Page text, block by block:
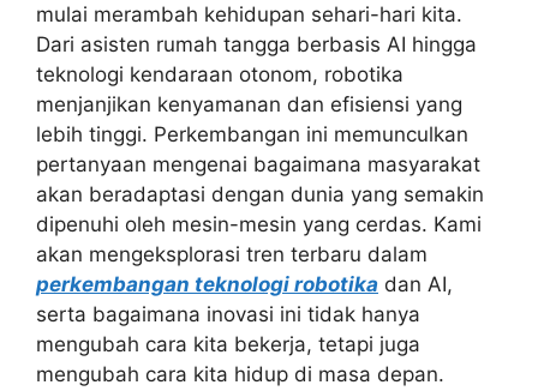
mulai merambah kehidupan sehari-hari kita.
Dari asisten rumah tangga berbasis AI hingga
teknologi kendaraan otonom, robotika
menjanjikan kenyamanan dan efisiensi yang
lebih tinggi. Perkembangan ini memunculkan
pertanyaan mengenai bagaimana masyarakat
akan beradaptasi dengan dunia yang semakin
dipenuhi oleh mesin-mesin yang cerdas. Kami
akan mengeksplorasi tren terbaru dalam
perkembangan teknologi robotika dan AI,
serta bagaimana inovasi ini tidak hanya
mengubah cara kita bekerja, tetapi juga
mengubah cara kita hidup di masa depan.